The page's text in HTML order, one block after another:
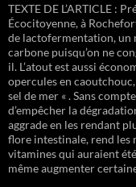
TEXTE DE L’ARTICLE :
Écocitoyenne, à
de lactofermentation, un
carbone puisqu’on ne
il. L’atout est aussi
opercules en
sel de mer « . Sans
d’empêcher la
aggrade en les rendant
flore intestinale, rend les
vitamines qui auraient
même augmenter